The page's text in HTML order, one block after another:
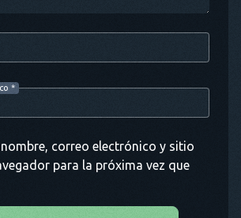
*
correo electrónico y sitio
para la próxima vez que